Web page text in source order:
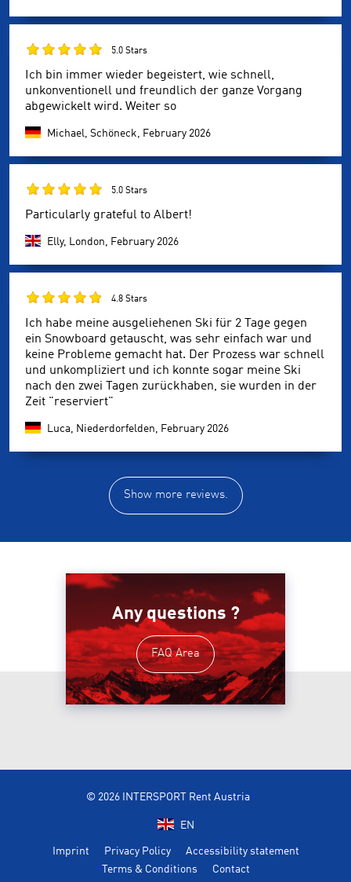
5.0 Stars
Ich bin immer wieder begeistert, wie schnell,
unkonventionell und freundlich der ganze Vorgang
abgewickelt wird. Weiter so
Michael, Schöneck, February 2026
5.0 Stars
Particularly grateful to Albert!
Elly, London, February 2026
4.8 Stars
Ich habe meine ausgeliehenen Ski für 2 Tage gegen
ein Snowboard getauscht, was sehr einfach war und
keine Probleme gemacht hat. Der Prozess war schnell
und unkompliziert und ich konnte sogar meine Ski
nach den zwei Tagen zurückhaben, sie wurden in der
Zeit "reserviert"
Luca, Niederdorfelden, February 2026
Show more reviews.
Any questions ?
FAQ Area
© 2026 INTERSPORT Rent Austria
EN
Imprint Privacy Policy
Accessibility statement
Terms & Conditions
Contact